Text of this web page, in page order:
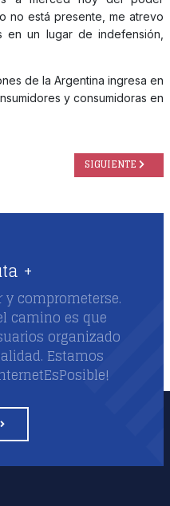
no está presente, me atrevo
un lugar de indefensión,
de la Argentina ingresa en
y consumidoras en
ARTÍCULO
SIGUIENTE
+
comprometerse.
camino es que
organizado
Estamos